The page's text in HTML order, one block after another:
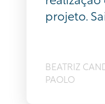
projeto.
BEATRIZ
PAOLO